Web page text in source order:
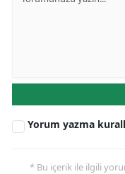
Yorum yazma
* Bu içerik ile ilgili